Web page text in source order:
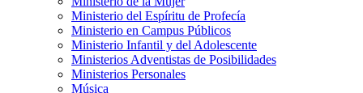
Ministerio del Espíritu de Profecía
Ministerio en Campus Públicos
Ministerio Infantil y del Adolescente
Ministerios Adventistas de Posibilidades
Ministerios Personales
Música